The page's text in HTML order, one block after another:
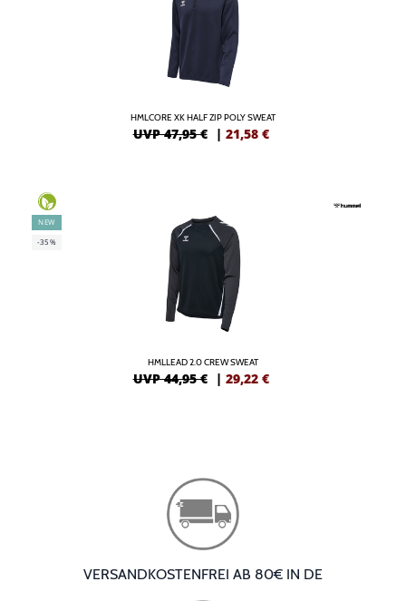
HMLCORE XK HALF ZIP POLY SWEAT
UVP 47,95 € | 21,58 €
NEW
-35%
HMLLEAD 2.0 CREW SWEAT
UVP 44,95 € | 29,22 €
VERSANDKOSTENFREI AB 80€ IN DE